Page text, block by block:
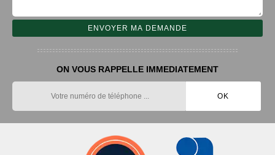
ON VOUS RAPPELLE IMMEDIATEMENT